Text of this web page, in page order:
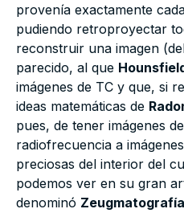
provenía exactamente
pudiendo retroproyectar
reconstruir una imagen
parecido, al que
imágenes de TC y que, si
ideas matemáticas de
pues, de tener imágenes
radiofrecuencia a
preciosas del interior del
podemos ver en su gran
denominó Zeugmatografía